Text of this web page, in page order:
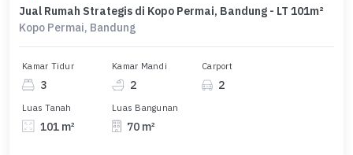
Jual Rumah Strategis di Kopo Permai, Bandung - LT 101m²
Kopo Permai, Bandung
Kamar Tidur
3
Kamar Mandi
2
Carport
2
Luas Tanah
101 m²
Luas Bangunan
70 m²